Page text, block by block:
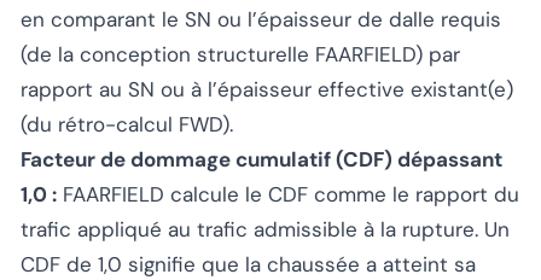
en comparant le SN ou l’épaisseur de dalle requis
(de la conception structurelle FAARFIELD) par
rapport au SN ou à l’épaisseur effective existant(e)
(du rétro-calcul FWD).
Facteur de dommage cumulatif (CDF) dépassant
1,0 : FAARFIELD calcule le CDF comme le rapport du
trafic appliqué au trafic admissible à la rupture. Un
CDF de 1,0 signifie que la chaussée a atteint sa